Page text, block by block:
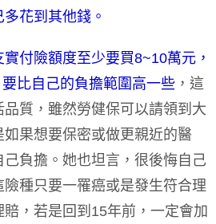
花到其他錢。
付險額度至少要買8~10萬元，
比自己的負擔範圍高一些 ，這
質，雖然勞健保可以請領到大
果想要保密或做更親近的醫
負擔。她也坦言，很後悔自己
種只要一罹癌或是發生符合理
，若是回到15年前，一定會加